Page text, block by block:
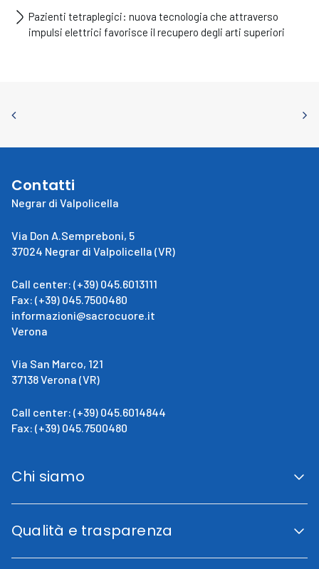
Pazienti tetraplegici: nuova tecnologia che attraverso
impulsi elettrici favorisce il recupero degli arti superiori
Contatti
Negrar di Valpolicella
Via Don A.Sempreboni, 5
37024 Negrar di Valpolicella (VR)
Call center: (+39) 045.6013111
Fax: (+39) 045.7500480
informazioni@sacrocuore.it
Verona
Via San Marco, 121
37138 Verona (VR)
Call center: (+39) 045.6014844
Fax: (+39) 045.7500480
Chi siamo
San Giovanni Calabria
La direzione
Qualità e trasparenza
Accreditamento Regionale